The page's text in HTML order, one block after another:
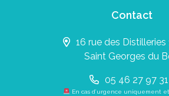
Contact
16 rue des Distilleries
Saint Georges du
05 46 27 97 31
En cas d’urgence uniquement